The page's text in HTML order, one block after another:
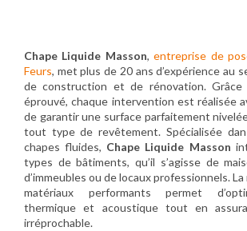
Chape Liquide Masson,entreprise de
Feurs, met plus de 20 ans d’expérience au
de construction et de rénovation. Grâce
éprouvé, chaque intervention est réalisée
de garantir une surface parfaitement
tout type de revêtement. Spécialisée
chapes fluides, Chape Liquide Masson
types de bâtiments, qu’il s’agisse de
d’immeubles ou de locaux professionnels.
matériaux performants permet
thermique et acoustique tout en
irréprochable.